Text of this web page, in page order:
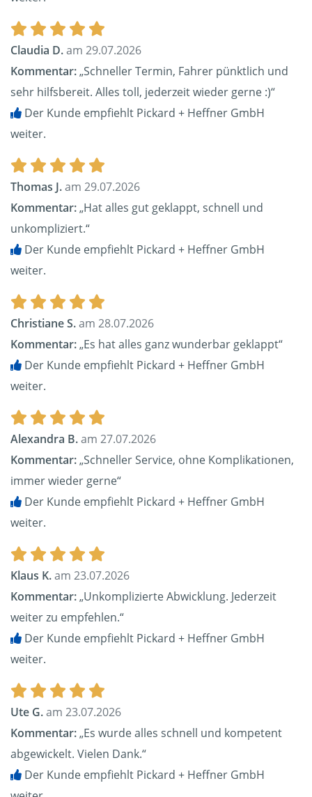
Claudia D.am 29.07.2026
Kommentar:„Schneller Termin, Fahrer pünktlich und
sehr hilfsbereit. Alles toll, jederzeit wieder gerne :)“
Der Kunde empfiehlt Pickard + Heffner GmbH
weiter.
Thomas J.am 29.07.2026
Kommentar:„Hat alles gut geklappt, schnell und
unkompliziert.“
Der Kunde empfiehlt Pickard + Heffner GmbH
weiter.
Christiane S.am 28.07.2026
Kommentar:„Es hat alles ganz wunderbar geklappt“
Der Kunde empfiehlt Pickard + Heffner GmbH
weiter.
Alexandra B.am 27.07.2026
Kommentar:„Schneller Service, ohne Komplikationen,
immer wieder gerne“
Der Kunde empfiehlt Pickard + Heffner GmbH
weiter.
Klaus K.am 23.07.2026
Kommentar:„Unkomplizierte Abwicklung. Jederzeit
weiter zu empfehlen.“
Der Kunde empfiehlt Pickard + Heffner GmbH
weiter.
Ute G.am 23.07.2026
Kommentar:„Es wurde alles schnell und kompetent
abgewickelt. Vielen Dank.“
Der Kunde empfiehlt Pickard + Heffner GmbH